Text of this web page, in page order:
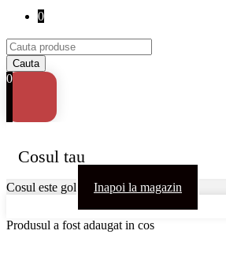
0
0
Cosul tau
Cosul este gol Inapoi la magazin
Produsul a fost adaugat in cos